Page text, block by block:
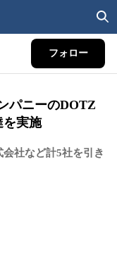
フォロー
パニーのDOTZ
を実施
社など計5社を引き